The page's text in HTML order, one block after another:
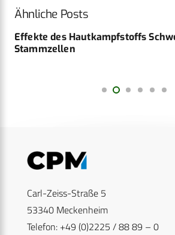
Ähnliche Posts
Effekte des Hautkampfstoffs
Stammzellen
Carl-Zeiss-Straße 5
53340 Meckenheim
Telefon: +49 (0)2225 / 88 89 – 0